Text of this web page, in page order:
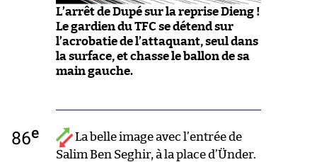
L’arrêt de Dupé sur la reprise Dieng !
Le gardien du TFC se détend sur
l’acrobatie de l’attaquant, seul dans
la surface, et chasse le ballon de sa
main gauche.
86e
La belle image avec l’entrée de
Salim Ben Seghir, à la place d’Ünder.